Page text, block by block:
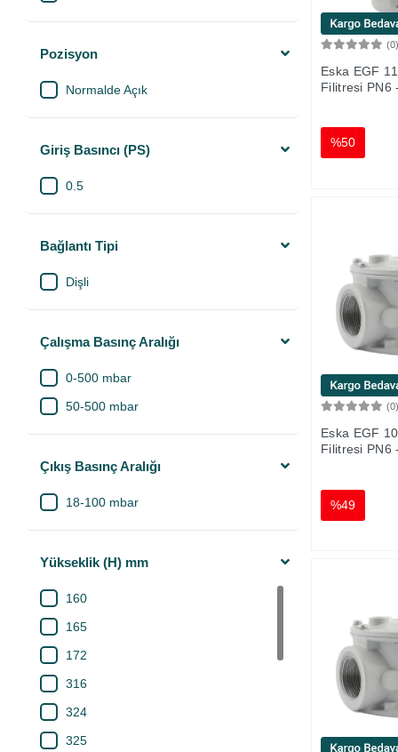
Pozisyon
Normalde Açık
Giriş Basıncı (PS)
0.5
Bağlantı Tipi
Dişli
Çalışma Basınç Aralığı
0-500 mbar
50-500 mbar
Çıkış Basınç Aralığı
18-100 mbar
Yükseklik (H) mm
160
165
172
316
324
325
(0)
Eska EGF
Filitresi PN6
%50
(0)
Eska EGF
Filitresi PN6
%49